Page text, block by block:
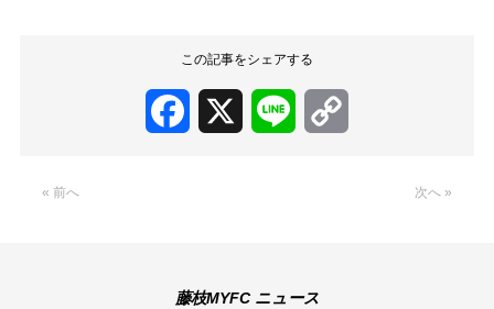
この記事をシェアする
Facebook Line
« 前へ 次へ »
藤枝MYFC ニュース